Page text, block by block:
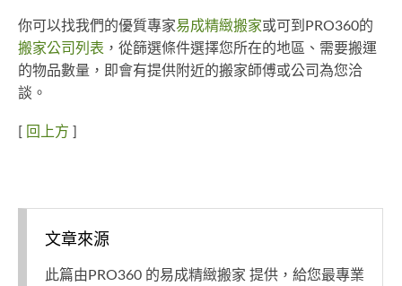
你可以找我們的優質專家易成精緻搬家或可到PRO360的
搬家公司列表 ，從篩選條件選擇您所在的地區、需要搬運
的物品數量，即會有提供附近的搬家師傅或公司為您洽
談。
[ 回上方 ]
文章來源
此篇由PRO360 的易成精緻搬家 提供，給您最專業